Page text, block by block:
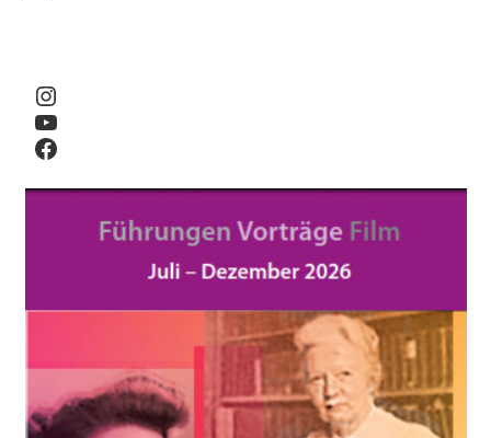
Instagram
YouTube
Facebook